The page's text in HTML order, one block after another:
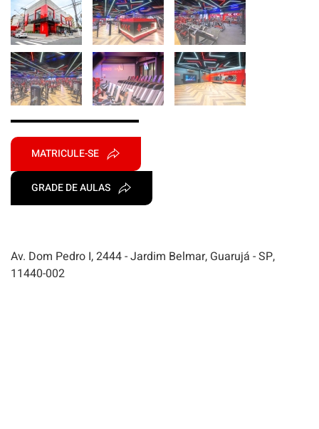
MATRICULE-SE
GRADE DE AULAS
Av. Dom Pedro I, 2444 - Jardim Belmar, Guarujá - SP,
11440-002